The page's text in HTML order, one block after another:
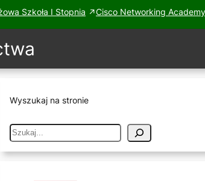
Szkoła I Stopnia Cisco Networking Academy
Wyszukaj na stronie
S